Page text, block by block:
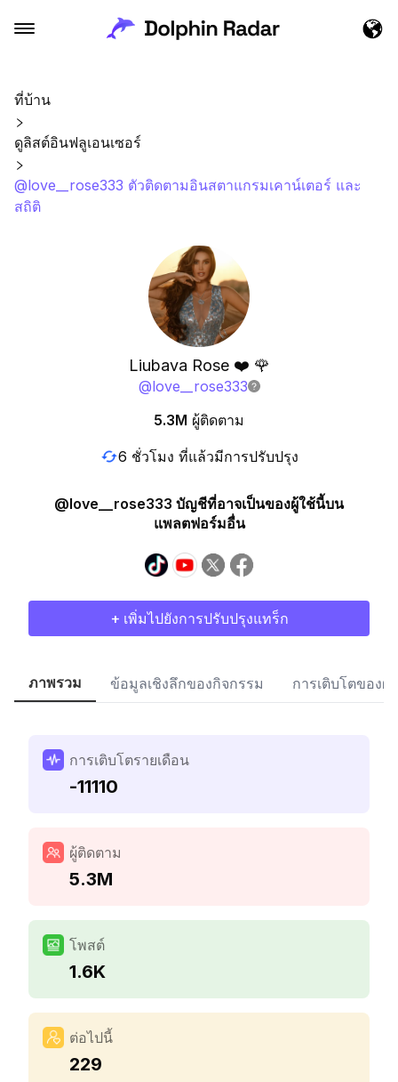
ที่บ้าน
ดูลิสต์อินฟลูเอนเซอร์
@love__rose333 ตัวติดตามอินสตาแกรมเคาน์เตอร์ และ
สถิติ
Liubava Rose ❤️ 🌹
@love__rose333
5.3M ผู้ติดตาม
6 ชั่วโมง ที่แล้วมีการปรับปรุง
@love__rose333 บัญชีที่อาจเป็นของผู้ใช้นี้บน
แพลตฟอร์มอื่น
+ เพิ่มไปยังการปรับปรุงแทร็ก
ภาพรวม ข้อมูลเชิงลึกของกิจกรรม การเติบโตของผู้
การเติบโตรายเดือน
-11110
ผู้ติดตาม
5.3M
โพสต์
1.6K
ต่อไปนี้
229